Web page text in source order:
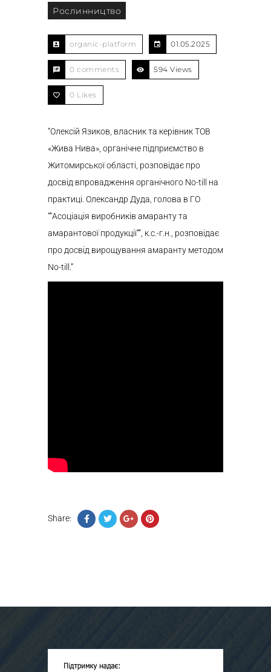
Рослинництво
organic-platform 01.05.2025
0 comments 594 Views
0 Likes
“Олексій Язиков, власник та керівник ТОВ
«Жива Нива», органічне підприємство в
Житомирської області, розповідає про
досвід впровадження органічного No-till на
практиці. Олександр Дуда, голова в ГО
“”Асоціація виробників амаранту та
амарантової продукції””, к.с.-г.н., розповідає
про досвід вирощування амаранту методом
No-till.”
Share: